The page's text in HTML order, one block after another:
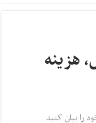
هزینه‌
را بیان کنید